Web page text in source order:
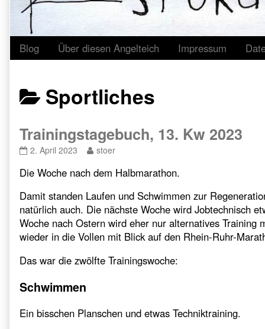
Blog Über diesen Angelteich Impressum
Posts
categoriezed
as
Sportliches
Trainingstagebuch, 13. Kw 2023
Trainingstagebuch,
Kw
published
on
2. April 2023
Read
posts
the
author
of
Trainingstagebuch,
13.
2023,
stoer
Die Woche nach dem Halbmarathon.
Damit standen Laufen und Schwimmen zur
natürlich auch. Die nächste Woche wird Jobtechnisch
Woche nach Ostern wird eher nur alternatives Training
wieder in die Vollen mit Blick auf den Rhein-Ruhr-
Das war die zwölfte Trainingswoche:
Schwimmen
Ein bisschen Planschen und etwas Techniktraining.